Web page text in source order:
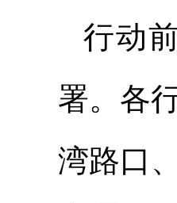
行动
署。各
湾路口